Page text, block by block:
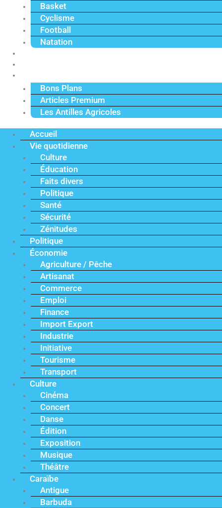
Basket
Cyclisme
Football
Natation
Bons Plans
Articles Premium
Les Antilles Agricoles
Accueil
Vie quotidienne
Culture
Éducation
Faits divers
Politique
Santé
Sécurité
Zénitudes
Politique
Économie
Agriculture / Pêche
Artisanat
Commerce
Emploi
Finance
Import Export
Industrie
Initiative
Tourisme
Transport
Culture
Cinéma
Concert
Danse
Édition
Exposition
Musique
Théâtre
Caraïbe
Antigue
Barbuda